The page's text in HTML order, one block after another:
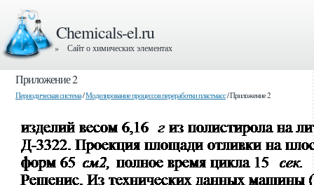
Chemicals-el.ru
» Сайт о химических элементах
Приложение 2
Периодическая система/Моделирование процессов переработки пластмасс/ Приложение 2